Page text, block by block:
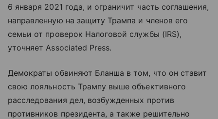
6 января 2021 года, и ограничит часть соглашения,
направленную на защиту Трампа и членов его
семьи от проверок Налоговой службы (IRS),
уточняет Associated Press.
Демократы обвиняют Бланша в том, что он ставит
свою лояльность Трампу выше объективного
расследования дел, возбужденных против
противников президента, а также решительно